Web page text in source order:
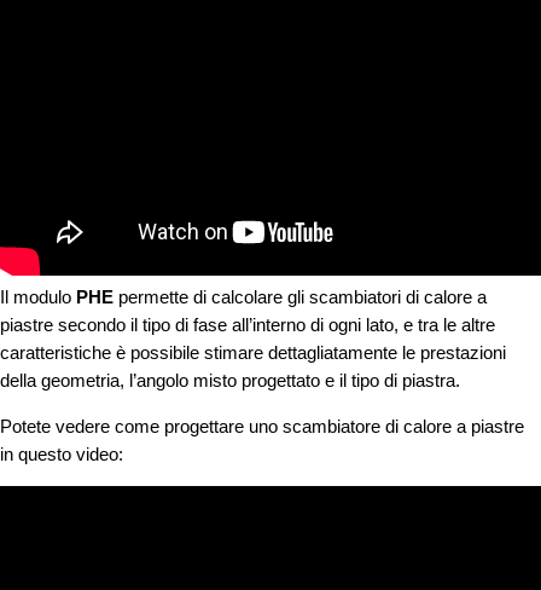
Il modulo PHE permette di calcolare gli scambiatori di calore a
piastre secondo il tipo di fase all’interno di ogni lato, e tra le altre
caratteristiche è possibile stimare dettagliatamente le prestazioni
della geometria, l’angolo misto progettato e il tipo di piastra.
Potete vedere come progettare uno scambiatore di calore a piastre
in questo video: